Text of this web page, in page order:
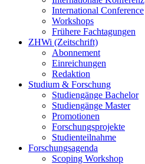
International Conference
Workshops
Frühere Fachtagungen
ZHWi (Zeitschrift)
Abonnement
Einreichungen
Redaktion
Studium & Forschung
Studiengänge Bachelor
Studiengänge Master
Promotionen
Forschungsprojekte
Studienteilnahme
Forschungsagenda
Scoping Workshop